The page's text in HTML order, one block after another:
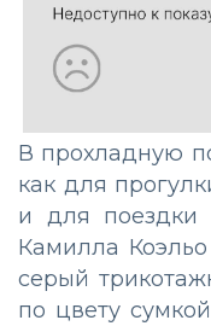
В прохладную
как для
и для
Камилла
серый
по цвету